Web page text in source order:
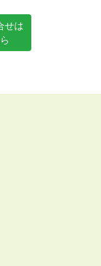
せは